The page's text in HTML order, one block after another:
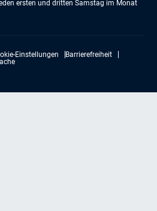
ersten und dritten Samstag im Monat
Einstellungen
Barrierefreiheit